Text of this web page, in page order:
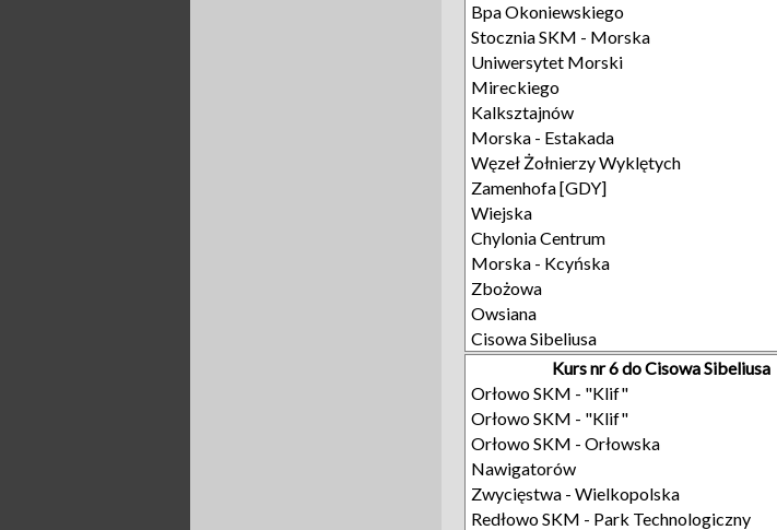
Bpa Okoniewskiego
Stocznia SKM - Morska
Uniwersytet Morski
Mireckiego
Kalksztajnów
Morska - Estakada
Węzeł Żołnierzy Wyklętych
Zamenhofa [GDY]
Wiejska
Chylonia Centrum
Morska - Kcyńska
Zbożowa
Owsiana
Cisowa Sibeliusa
Kurs nr 6 do Cisowa Sibeliusa
Orłowo SKM - "Klif"
Orłowo SKM - "Klif"
Orłowo SKM - Orłowska
Nawigatorów
Zwycięstwa - Wielkopolska
Redłowo SKM - Park Technologiczny